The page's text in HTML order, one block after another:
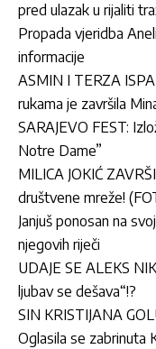
pred ulazak u rijaliti
Propada vjeridba
informacije
ASMIN I TERZA
rukama je završila
SARAJEVO FEST:
Notre Dame”
MILICA JOKIĆ
društvene mreže!
Janjuš ponosan na
njegovih riječi
UDAJE SE ALEKS
ljubav se dešava“!?
SIN KRISTIJANA
Oglasila se zabrinuta